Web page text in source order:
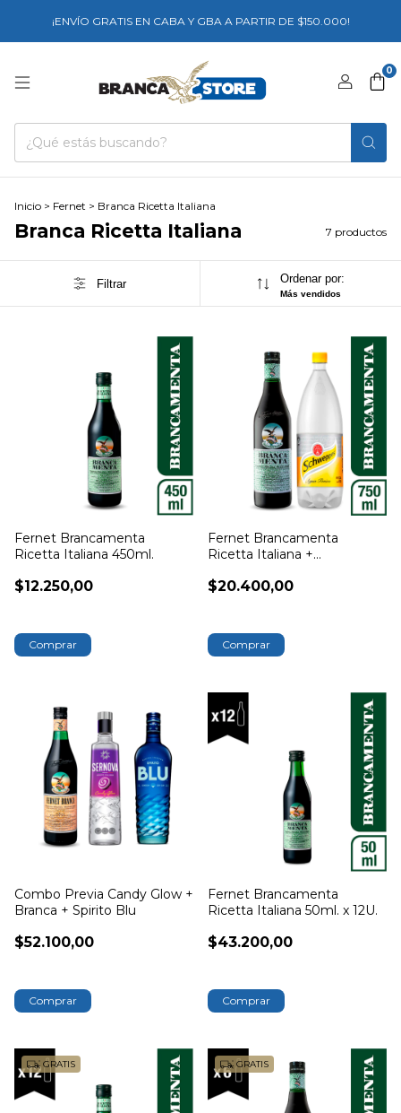
¡ENVÍO GRATIS EN CABA Y GBA A PARTIR DE $150.000!
0
Inicio > Fernet > Branca Ricetta Italiana
Branca Ricetta Italiana 7 productos
Filtrar Ordenar por:
Más vendidos
Fernet Brancamenta
Ricetta Italiana 450ml.
$12.250,00
Fernet Brancamenta
Ricetta Italiana +
$20.400,00
Combo Previa Candy Glow +
Branca + Spirito Blu
$52.100,00
Fernet Brancamenta
Ricetta Italiana 50ml. x 12U.
$43.200,00
GRATIS GRATIS